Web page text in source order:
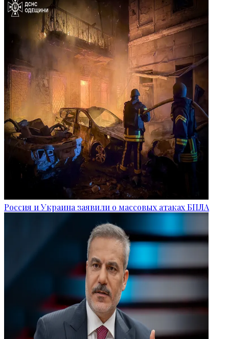
Россия и Украина заявили о массовых атаках БПЛА